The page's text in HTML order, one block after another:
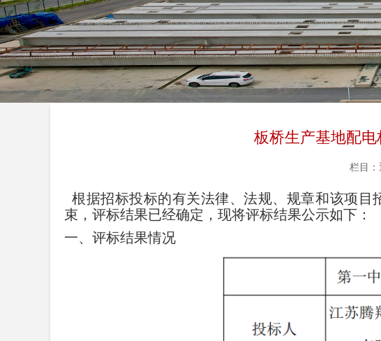
板桥生产基地配
栏目
根据招标投标的有关法律、法规、规章和该项目
束，评标结果已经确定，现将评标结果公示如下：
一、评标结果情况